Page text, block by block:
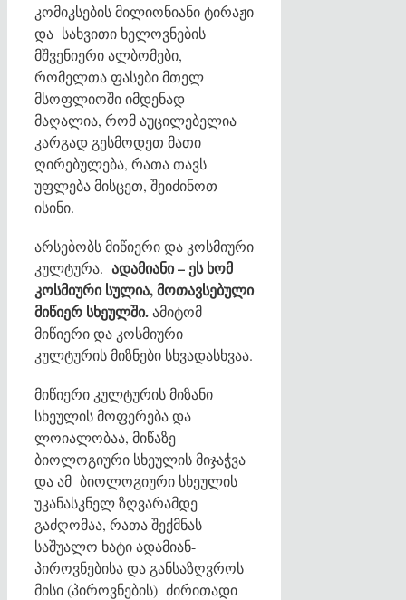
კომიკსების მილიონიანი ტირაჟი
და სახვითი ხელოვნების
მშვენიერი ალბომები,
რომელთა ფასები მთელ
მსოფლიოში იმდენად
მაღალია, რომ აუცილებელია
კარგად გესმოდეთ მათი
ღირებულება, რათა თავს
უფლება მისცეთ, შეიძინოთ
ისინი.
არსებობს მიწიერი და კოსმიური
კულტურა. ადამიანი – ეს ხომ
კოსმიური სულია, მოთავსებული
მიწიერ სხეულში.ამიტომ
მიწიერი და კოსმიური
კულტურის მიზნები სხვადასხვაა.
მიწიერი კულტურის მიზანი
სხეულის მოფერება და
ლოიალობაა, მიწაზე
ბიოლოგიური სხეულის მიჯაჭვა
და ამ ბიოლოგიური სხეულის
უკანასკნელ ზღვარამდე
გაძღომაა, რათა შექმნას
საშუალო ხატი ადამიან-
პიროვნებისა და განსაზღვროს
მისი (პიროვნების) ძირითადი